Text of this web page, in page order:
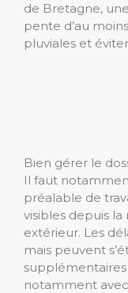
de Bretagne,
pente d’au
pluviales et
Bien gérer le
Il faut
préalable de
visibles depuis
extérieur. Les
mais peuvent
supplémentaires
notamment avec